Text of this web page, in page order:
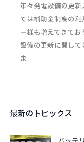
年々発電設備の更
では補助金制度の
ー様も増えてきて
設備の更新に関し
ま
最新のトピックス